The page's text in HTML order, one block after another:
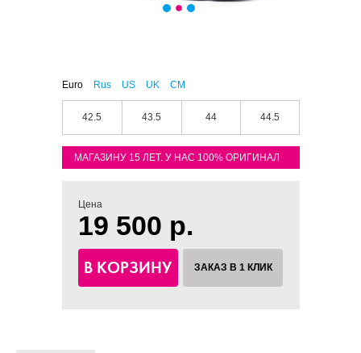
Euro Rus US UK CM
42.5 43.5 44 44.5
МАГАЗИНУ 15 ЛЕТ. У НАС 100% ОРИГИНАЛ
Цена
19 500 р.
В КОРЗИНУ ЗАКАЗ В 1 КЛИК